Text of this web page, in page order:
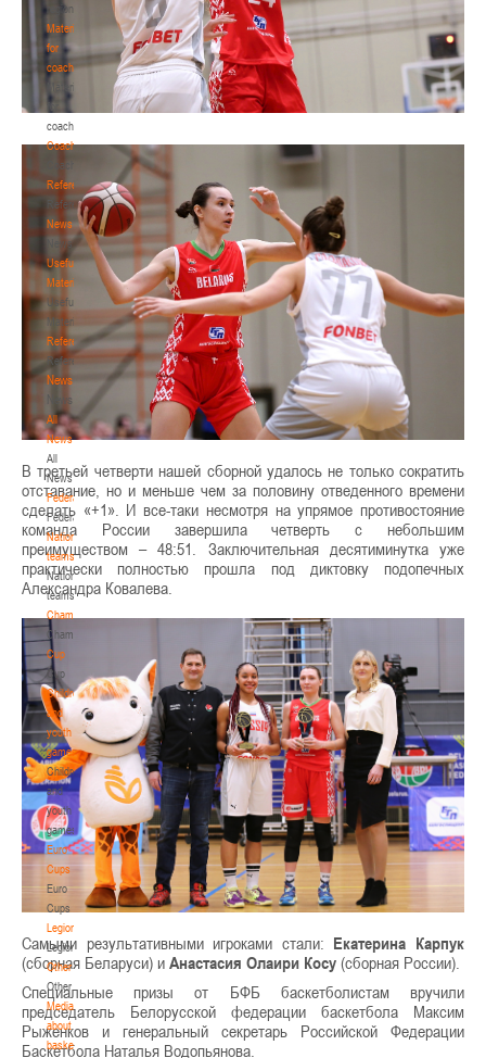
region
Materials
for
coaches
Materials
for
coaches
Coaches
Coaches
Refereeing
Refereeing
News
News
Useful
Materials
Useful
Materials
Referees
Referees
News
News
All
News
All
News
Federation
Federation
National
teams
National
teams
Championship
Championship
Cup
Cup
Children
and
youth
games
Children
and
youth
games
Euro
Cups
Euro
Cups
Legionaries
Legionaries
Other
Other
Media
about
basketball
В третьей четверти нашей сборной удалось не только сократить
отставание, но и меньше чем за половину отведенного времени
сделать «+1». И все-таки несмотря на упрямое противостояние
команда России завершила четверть с небольшим
преимуществом – 48:51. Заключительная десятиминутка уже
практически полностью прошла под диктовку подопечных
Александра Ковалева.
Самыми результативными игроками стали: Екатерина Карпук
(сборная Беларуси) и Анастасия Олаири Косу (сборная России).
Специальные призы от БФБ баскетболистам вручили
председатель Белорусской федерации баскетбола Максим
Рыженков и генеральный секретарь Российской Федерации
Баскетбола Наталья Водопьянова.